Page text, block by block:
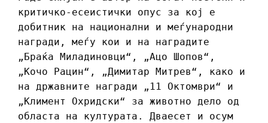
критичко-есеистички опус за кој е
добитник на национални и меѓународни
награди, меѓу кои и на наградите
„Браќа Миладиновци“, „Ацо Шопов“,
„Кочо Рацин“, „Димитар Митрев“, како и
на државните награди „11 Октомври“ и
„Климент Охридски“ за животно дело од
областа на културата. Дваесет и осум